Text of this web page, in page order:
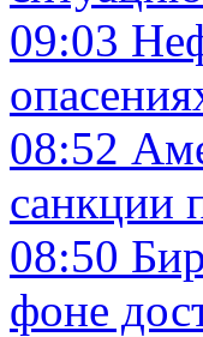
09:03
08:52
санкции
08:50
фоне